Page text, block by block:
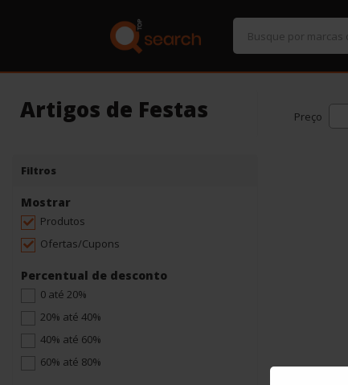
Artigos de Festas
Filtros
Mostrar
Produtos
Ofertas/Cupons
Percentual de desconto
0 até 20%
20% até 40%
40% até 60%
60% até 80%
Preço